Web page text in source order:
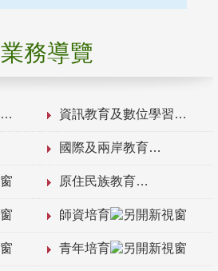
業務導覽
資訊教育及數位學習
國際及兩岸教育
原住民族教育
師資培育
青年培育